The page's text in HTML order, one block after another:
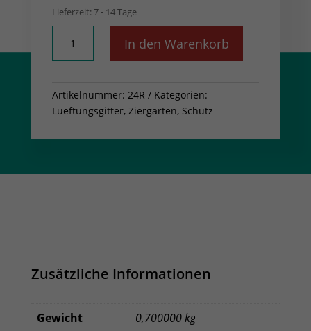
Lieferzeit: 7 - 14 Tage
Cover
Rustic
Menge
In den Warenkorb
Artikelnummer: 24R
Kategorien:
Lueftungsgitter, Ziergärten, Schutz
Zusätzliche Informationen
Gewicht
0,700000 kg